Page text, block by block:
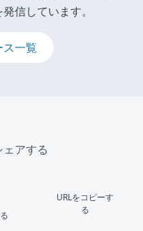
信しています。
一覧
アする
URLをコピーす
る